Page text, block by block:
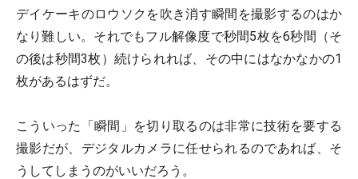
デイケーキのロウソクを吹き消す瞬間を撮影するのはか
なり難しい。それでもフル解像度で秒間5枚を6秒間（そ
の後は秒間3枚）続けられれば、その中にはなかなかの1
枚があるはずだ。
こういった「瞬間」を切り取るのは非常に技術を要する
撮影だが、デジタルカメラに任せられるのであれば、そ
うしてしまうのがいいだろう。